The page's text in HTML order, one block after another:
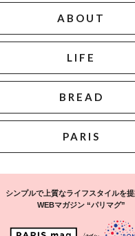
ABOUT
LIFE
BREAD
PARIS
シンプルで上質なライフスタイルを
WEBマガジン “パリマグ”